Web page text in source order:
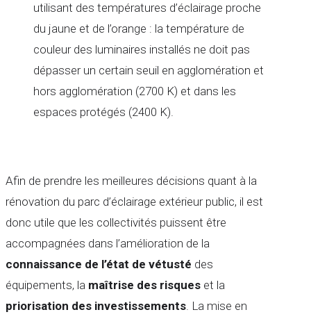
utilisant des températures d’éclairage proche
du jaune et de l’orange : la température de
couleur des luminaires installés ne doit pas
dépasser un certain seuil en agglomération et
hors agglomération (2700 K) et dans les
espaces protégés (2400 K).
Afin de prendre les meilleures décisions quant à la
rénovation du parc d’éclairage extérieur public, il est
donc utile que les collectivités puissent être
accompagnées dans l’amélioration de la
connaissance de l’état de vétusté des
équipements, la maîtrise des risques et la
priorisation des investissements. La mise en